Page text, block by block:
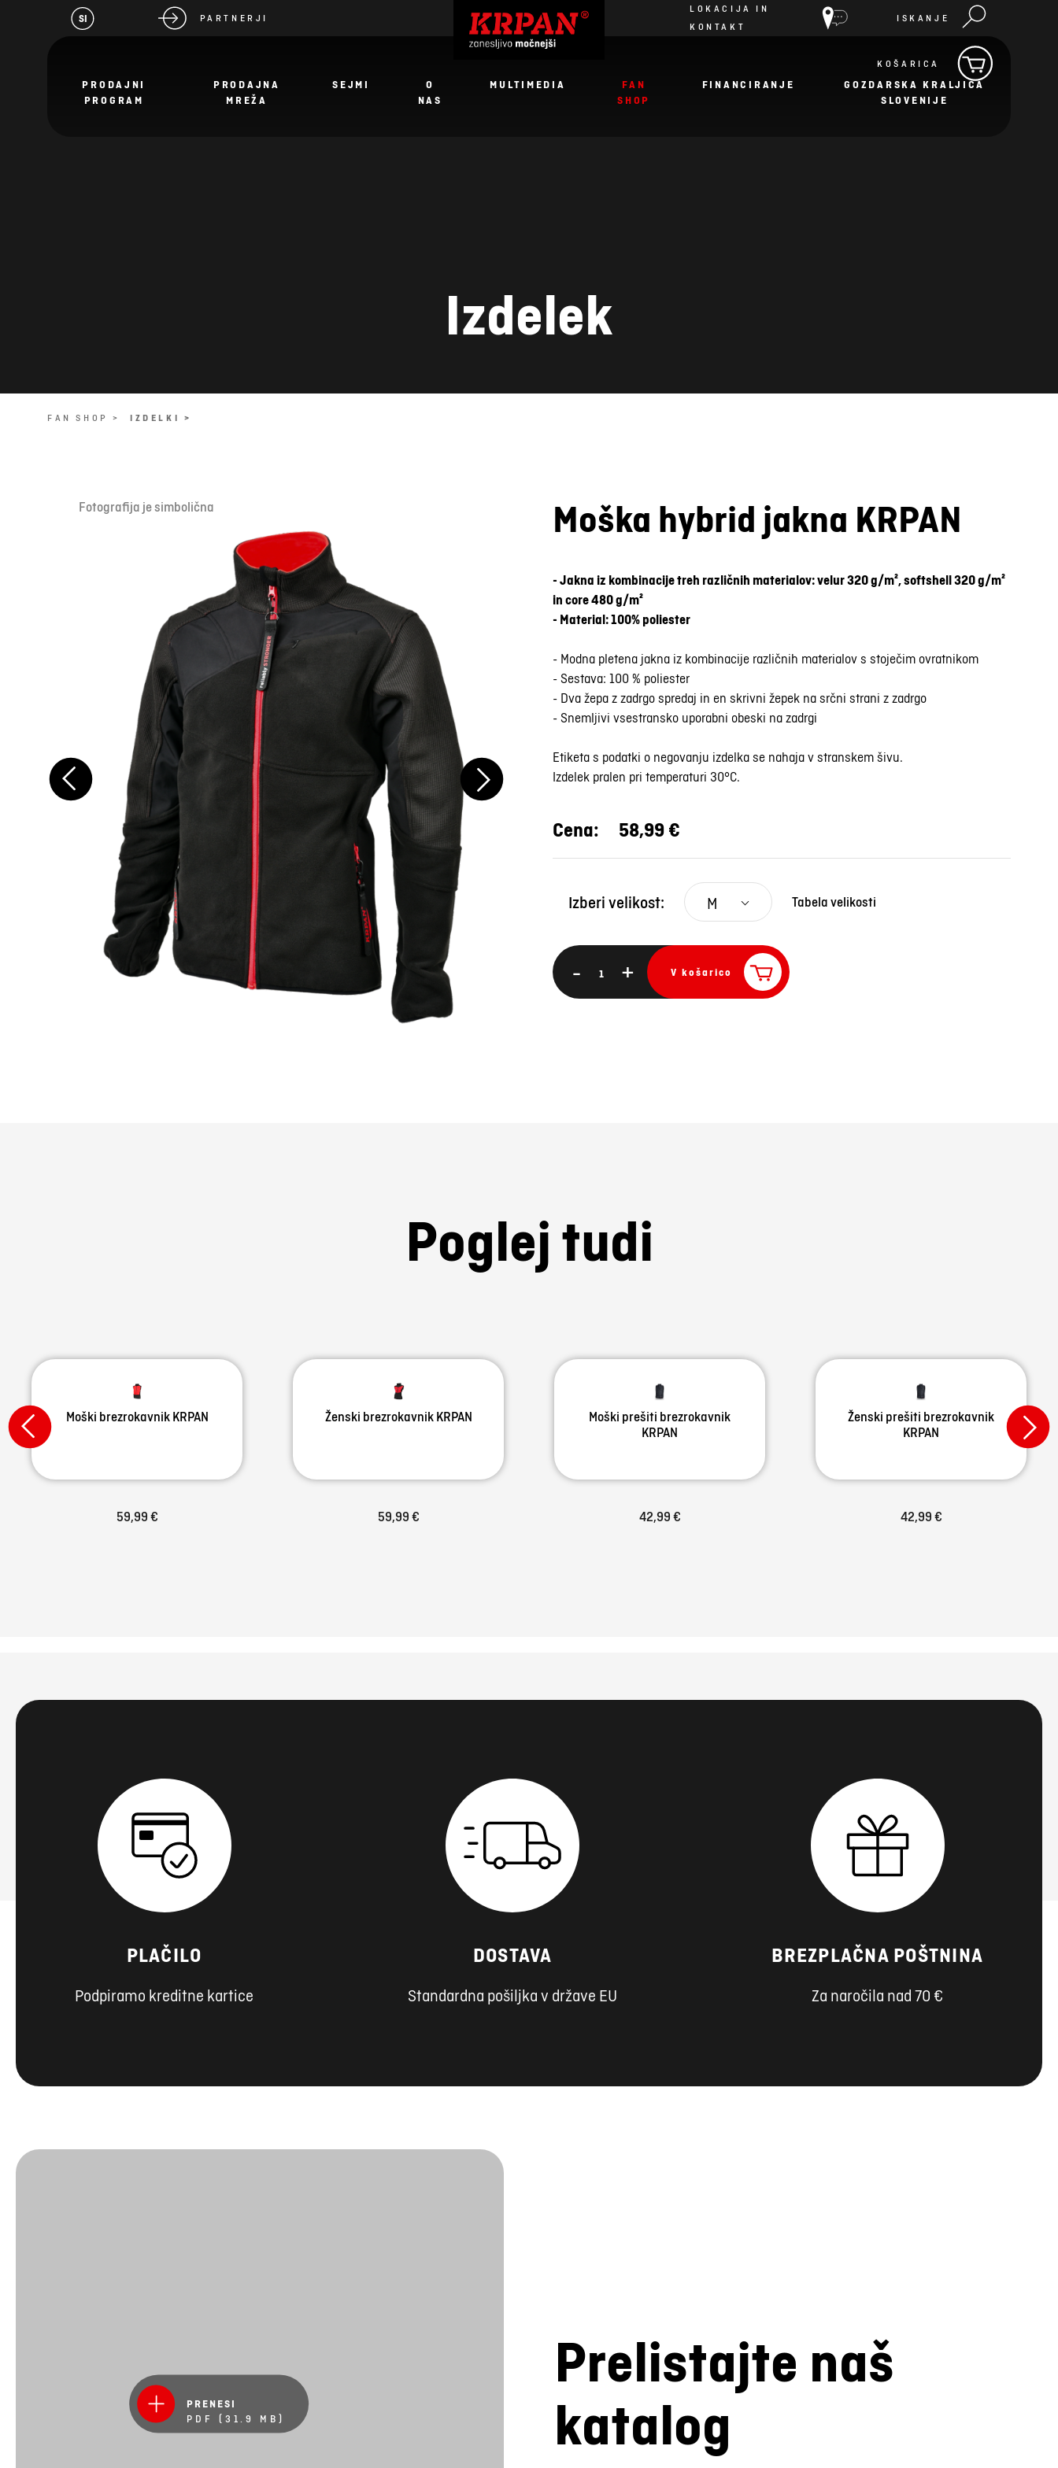
SI PARTNERJI
LOKACIJA IN
KONTAKT
ISKANJE
PRODAJNI
PROGRAM
PRODAJNA
MREŽA
SEJMI
O
NAS
MULTIMEDIA
FAN
SHOP
FINANCIRANJE
GOZDARSKA KRALJICA
SLOVENIJE
KOŠARICA
Izdelek
FAN SHOP > IZDELKI >
Fotografija je simbolična Fotografija je simbolična
Moška hybrid jakna KRPAN
- Jakna iz kombinacije treh različnih materialov: velur 320 g/m², softshell 320 g/m²
in core 480 g/m²
- Material: 100% poliester
- Modna pletena jakna iz kombinacije različnih materialov s stoječim ovratnikom
- Sestava: 100 % poliester
- Dva žepa z zadrgo spredaj in en skrivni žepek na srčni strani z zadrgo
- Snemljivi vsestransko uporabni obeski na zadrgi
Etiketa s podatki o negovanju izdelka se nahaja v stranskem šivu.
Izdelek pralen pri temperaturi 30°C.
Cena: 58,99 €
Izberi velikost: M Tabela velikosti
- + V košarico
Poglej tudi
Moški brezrokavnik KRPAN
59,99 €
Ženski brezrokavnik KRPAN
59,99 €
Moški prešiti brezrokavnik
KRPAN
42,99 €
Ženski prešiti brezrokavnik
KRPAN
42,99 €
PLAČILO
Podpiramo kreditne kartice
DOSTAVA
Standardna pošiljka v države EU
BREZPLAČNA POŠTNINA
Za naročila nad 70 €
PRENESI
PDF (31.9 MB)
Prelistajte naš
katalog